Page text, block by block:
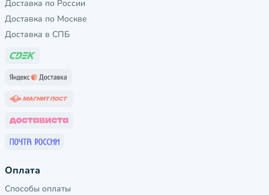
Доставка по России
Доставка по Москве
Доставка в СПБ
Оплата
Способы оплаты